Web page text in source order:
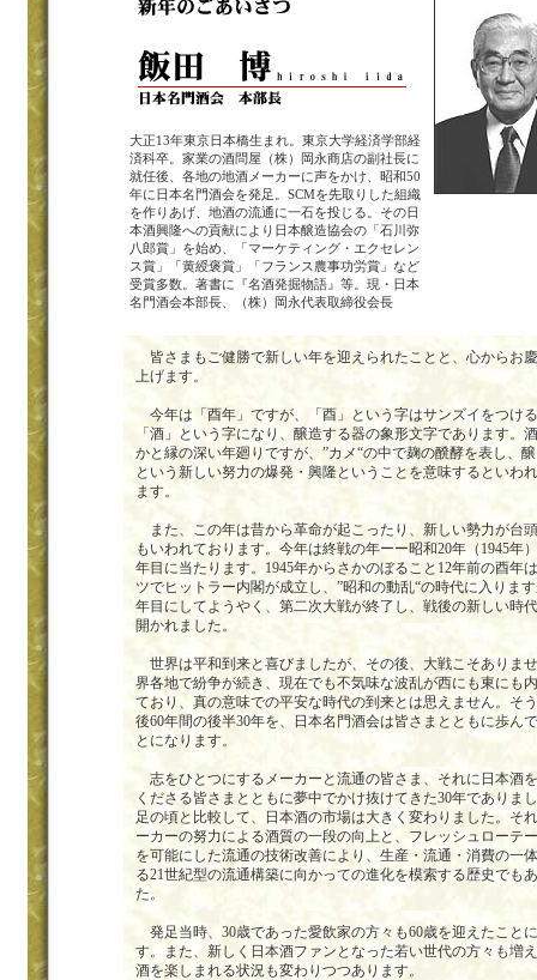
大正13年東京日本橋生まれ。東京大学経済学部経
済科卒。家業の酒問屋（株）岡永商店の副社長に
就任後、各地の地酒メーカーに声をかけ、昭和50
年に日本名門酒会を発足。SCMを先取りした組織
を作りあげ、地酒の流通に一石を投じる。その日
本酒興隆への貢献により日本醸造協会の「石川弥
八郎賞」を始め、「マーケティング・エクセレン
ス賞」「黄綬褒賞」「フランス農事功労賞」など
受賞多数。著書に『名酒発掘物語』等。現・日本
名門酒会本部長、（株）岡永代表取締役会長
皆さまもご健勝で新しい年を迎えられたことと、心からお
上げます。
今年は「酉年」ですが、「酉」という字はサンズイをつけ
「酒」という字になり、醸造する器の象形文字であります。
かと縁の深い年廻りですが、”カメ“の中で麹の醗酵を表し、
という新しい努力の爆発・興隆ということを意味するといわ
ます。
また、この年は昔から革命が起こったり、新しい勢力が台
もいわれております。今年は終戦の年ーー昭和20年（1945年
年目に当たります。1945年からさかのぼること12年前の酉年
ツでヒットラー内閣が成立し、”昭和の動乱“の時代に入りま
年目にしてようやく、第二次大戦が終了し、戦後の新しい時
開かれました。
世界は平和到来と喜びましたが、その後、大戦こそありま
界各地で紛争が続き、現在でも不気味な波乱が西にも東にも
ており、真の意味での平安な時代の到来とは思えません。そ
後60年間の後半30年を、日本名門酒会は皆さまとともに歩ん
とになります。
志をひとつにするメーカーと流通の皆さま、それに日本酒
くださる皆さまとともに夢中でかけ抜けてきた30年でありま
足の頃と比較して、日本酒の市場は大きく変わりました。そ
ーカーの努力による酒質の一段の向上と、フレッシュローテ
を可能にした流通の技術改善により、生産・流通・消費の一
る21世紀型の流通構築に向かっての進化を模索する歴史でも
た。
発足当時、30歳であった愛飲家の方々も60歳を迎えたこと
す。また、新しく日本酒ファンとなった若い世代の方々も増
酒を楽しまれる状況も変わりつつあります。